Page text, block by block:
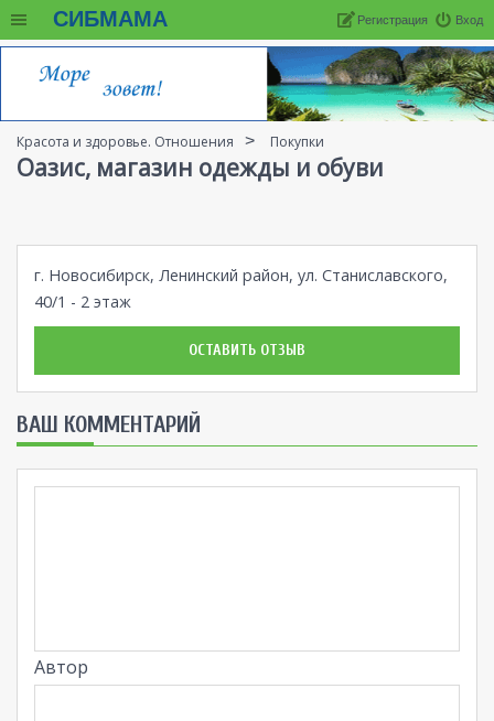
СИБМАМА Вход
Регистрация
Красота и здоровье. Отношения Покупки
Оазис, магазин одежды и обуви
г. Новосибирск, Ленинский район, ул. Станиславского,
40/1 - 2 этаж
ОСТАВИТЬ ОТЗЫВ
ВАШ КОММЕНТАРИЙ
Автор